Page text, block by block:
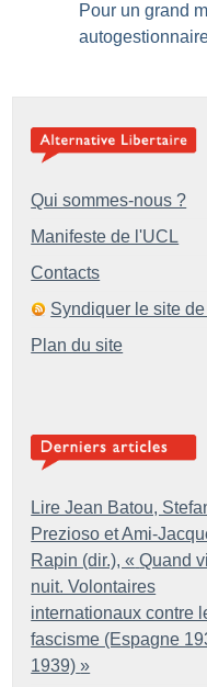
Pour un grand
Qui sommes-nous ?
Manifeste de l'UCL
Contacts
Syndiquer le site
Plan du site
Lire Jean Batou,
Prezioso et Ami-
Rapin (dir.), « Quand
nuit. Volontaires
internationaux contre
fascisme (Espagne
1939) »